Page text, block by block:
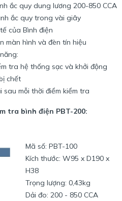
ắc quy dung lương 200-850 CCA
ắc quy trong vài giây
của Bình điện
màn hình và đèn tín hiệu
tra hệ thống sạc và khởi động
chết
mỗi thời điểm kiểm tra
tra bình điện PBT-200:
Mã số: PBT-100
Kích thước: W95 x D190 x
H38
Trọng lượng: 0,43kg
Dải đo: 200 - 850 CCA